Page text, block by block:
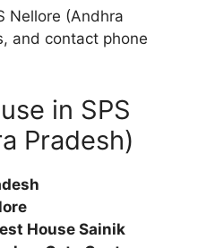
Nellore (Andhra
and contact phone
in SPS
Pradesh)
HouseSainik